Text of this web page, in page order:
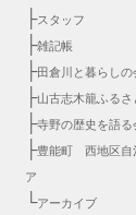
├スタッフ
├雑記帳
├田倉川と暮らしの
├山古志木籠ふるさ
├寺野の歴史を語る
├豊能町 西地区自
ア
└アーカイブ